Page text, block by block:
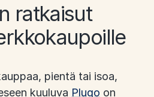
ratkaisut
pientä tai isoa,
kuuluva Plugo on